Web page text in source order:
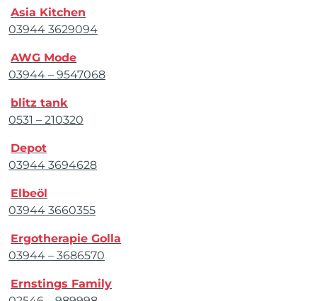
Asia Kitchen
03944 3629094
AWG Mode
03944 – 9547068
blitz tank
0531 – 210320
Depot
03944 3694628
Elbeöl
03944 3660355
Ergotherapie Golla
03944 – 3686570
Ernstings Family